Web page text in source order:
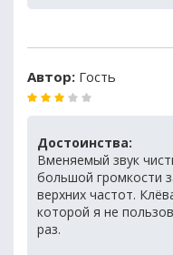
Автор: Гость
Достоинства:
Вменяемый звук
большой громкости
верхних частот.
которой я не
раз.